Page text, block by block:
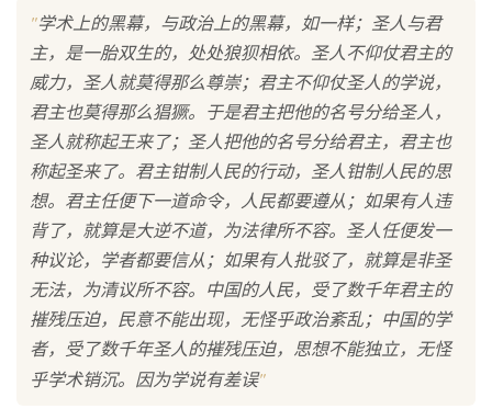
"学术上的黑幕，与政治上的黑幕，如一样；圣人与君
主，是一胎双生的，处处狼狈相依。圣人不仰仗君主的
威力，圣人就莫得那么尊崇；君主不仰仗圣人的学说，
君主也莫得那么猖獗。于是君主把他的名号分给圣人，
圣人就称起王来了；圣人把他的名号分给君主，君主也
称起圣来了。君主钳制人民的行动，圣人钳制人民的思
想。君主任便下一道命令，人民都要遵从；如果有人违
背了，就算是大逆不道，为法律所不容。圣人任便发一
种议论，学者都要信从；如果有人批驳了，就算是非圣
无法，为清议所不容。中国的人民，受了数千年君主的
摧残压迫，民意不能出现，无怪乎政治紊乱；中国的学
者，受了数千年圣人的摧残压迫，思想不能独立，无怪
乎学术销沉。因为学说有差误"